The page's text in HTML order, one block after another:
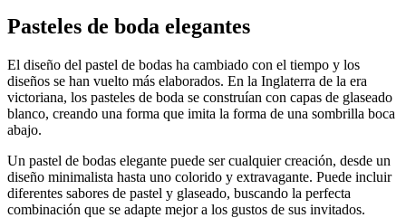
Pasteles de boda elegantes
El diseño del pastel de bodas ha cambiado con el tiempo y los
diseños se han vuelto más elaborados. En la Inglaterra de la era
victoriana, los pasteles de boda se construían con capas de glaseado
blanco, creando una forma que imita la forma de una sombrilla boca
abajo.
Un pastel de bodas elegante puede ser cualquier creación, desde un
diseño minimalista hasta uno colorido y extravagante. Puede incluir
diferentes sabores de pastel y glaseado, buscando la perfecta
combinación que se adapte mejor a los gustos de sus invitados.